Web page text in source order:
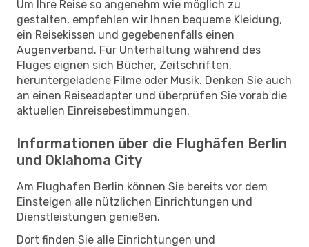
Um Ihre Reise so angenehm wie möglich zu
gestalten, empfehlen wir Ihnen bequeme Kleidung,
ein Reisekissen und gegebenenfalls einen
Augenverband. Für Unterhaltung während des
Fluges eignen sich Bücher, Zeitschriften,
heruntergeladene Filme oder Musik. Denken Sie auch
an einen Reiseadapter und überprüfen Sie vorab die
aktuellen Einreisebestimmungen.
Informationen über die Flughäfen Berlin
und Oklahoma City
Am Flughafen Berlin können Sie bereits vor dem
Einsteigen alle nützlichen Einrichtungen und
Dienstleistungen genießen.
Dort finden Sie alle Einrichtungen und